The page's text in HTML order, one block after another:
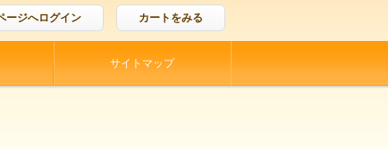
ージへログイン カートをみる
サイトマップ